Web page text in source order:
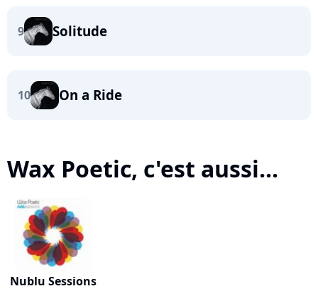
9 Solitude
10 On a Ride
Wax Poetic, c'est aussi...
Nublu Sessions